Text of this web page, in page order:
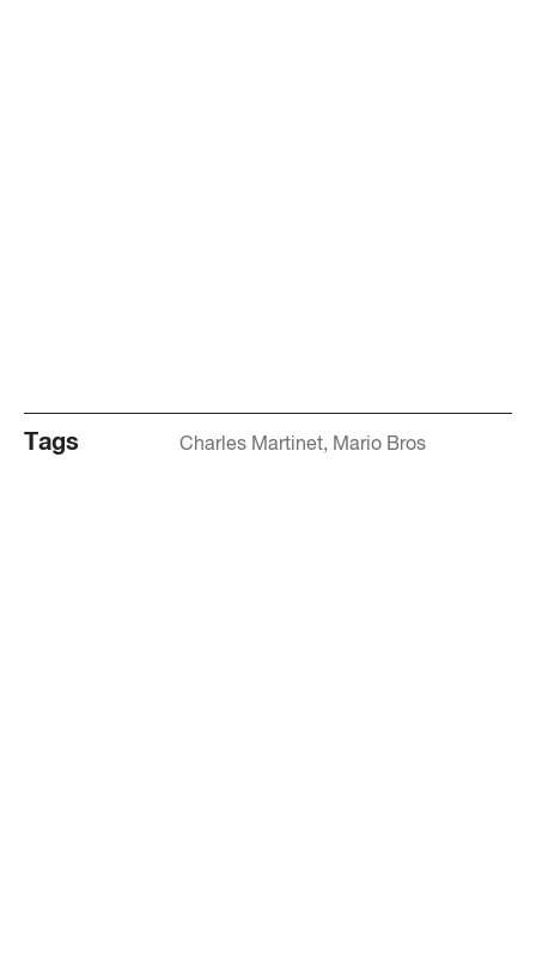
Tags Charles Martinet Mario Bros